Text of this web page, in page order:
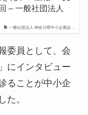
一般社団法人 神奈川県中小企業診…
– 一般社団法人
委員として、会
にインタビュー
ることが中小企
。